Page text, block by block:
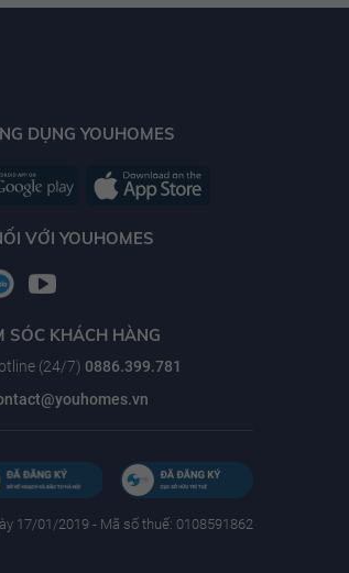
DỤNG YOUHOMES
VỚI YOUHOMES
SÓC KHÁCH HÀNG
(24/7) 0886.399.781
17/01/2019 - Mã số thuế: 0108591862